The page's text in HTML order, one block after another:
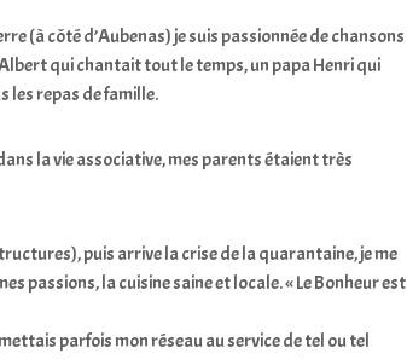
(à côté d’Aubenas) je suis passionnée de chansons
qui chantait tout le temps, un papa Henri qui
les repas de famille.
la vie associative, mes parents étaient très
puis arrive la crise de la quarantaine, je me
passions, la cuisine saine et locale. « Le Bonheur est
parfois mon réseau au service de tel ou tel